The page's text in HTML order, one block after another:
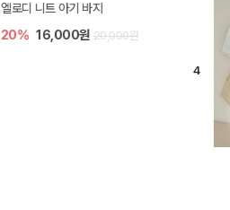
[SIZE ~6Y] 블룸 플리츠 쓰리피스
셋업